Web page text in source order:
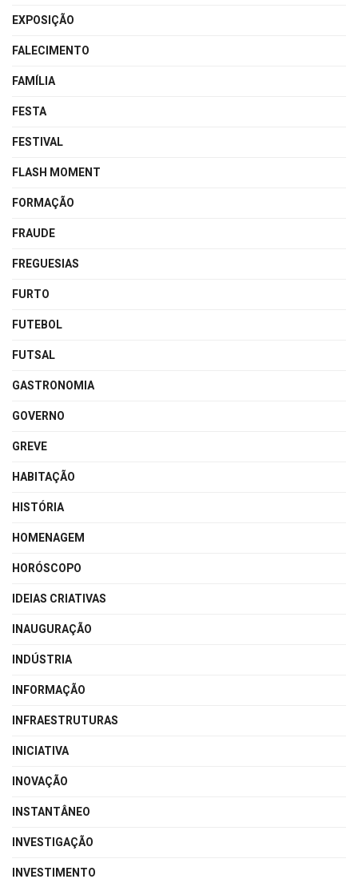
EXPOSIÇÃO
FALECIMENTO
FAMÍLIA
FESTA
FESTIVAL
FLASH MOMENT
FORMAÇÃO
FRAUDE
FREGUESIAS
FURTO
FUTEBOL
FUTSAL
GASTRONOMIA
GOVERNO
GREVE
HABITAÇÃO
HISTÓRIA
HOMENAGEM
HORÓSCOPO
IDEIAS CRIATIVAS
INAUGURAÇÃO
INDÚSTRIA
INFORMAÇÃO
INFRAESTRUTURAS
INICIATIVA
INOVAÇÃO
INSTANTÂNEO
INVESTIGAÇÃO
INVESTIMENTO